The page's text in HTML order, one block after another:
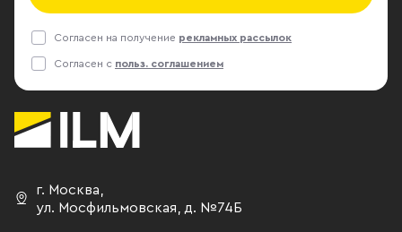
Согласен на получение рекламных рассылок
Согласен с польз. соглашением
г. Москва,
ул. Мосфильмовская, д. №74Б